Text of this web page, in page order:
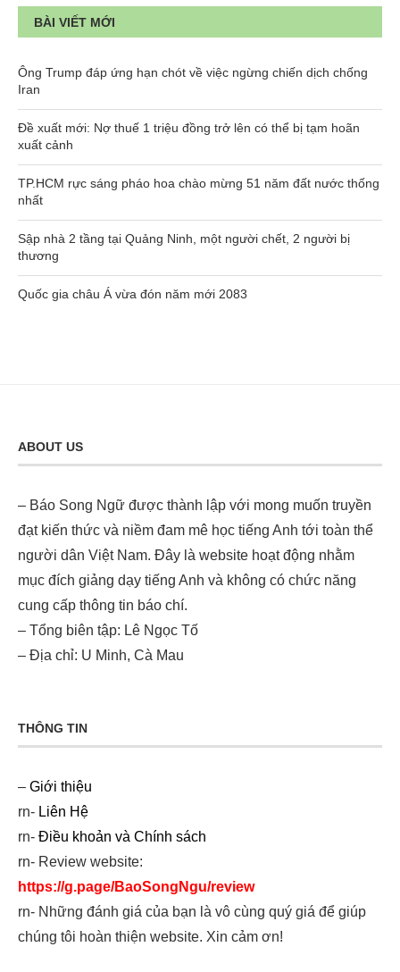
BÀI VIẾT MỚI
Ông Trump đáp ứng hạn chót về việc ngừng chiến dịch chống
Iran
Đề xuất mới: Nợ thuế 1 triệu đồng trở lên có thể bị tạm hoãn
xuất cảnh
TP.HCM rực sáng pháo hoa chào mừng 51 năm đất nước thống
nhất
Sập nhà 2 tầng tại Quảng Ninh, một người chết, 2 người bị
thương
Quốc gia châu Á vừa đón năm mới 2083
ABOUT US
– Báo Song Ngữ được thành lập với mong muốn truyền
đạt kiến thức và niềm đam mê học tiếng Anh tới toàn thể
người dân Việt Nam. Đây là website hoạt động nhằm
mục đích giảng dạy tiếng Anh và không có chức năng
cung cấp thông tin báo chí.
– Tổng biên tập: Lê Ngọc Tố
– Địa chỉ: U Minh, Cà Mau
THÔNG TIN
– Giới thiệu
rn- Liên Hệ
rn- Điều khoản và Chính sách
rn- Review website:
https://g.page/BaoSongNgu/review
rn- Những đánh giá của bạn là vô cùng quý giá để giúp
chúng tôi hoàn thiện website. Xin cảm ơn!